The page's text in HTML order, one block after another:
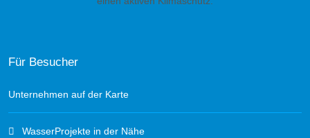
Für Besucher
Unternehmen auf der Karte
WasserProjekte in der Nähe